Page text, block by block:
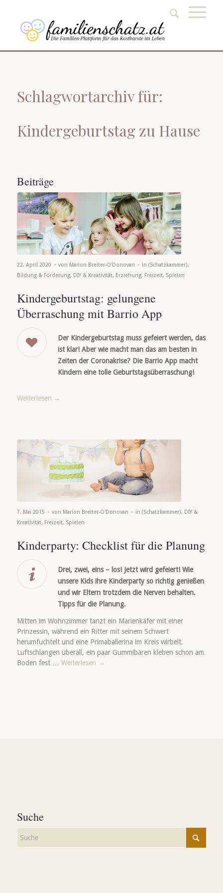
Schlagwortarchiv für:
Kindergeburtstag zu Hause
Beiträge
22. April 2020 - von Marion Breiter-O'Donovan - in (Schatzkammer),
Bildung & Förderung, DIY & Kreativität, Erziehung, Freizeit, Spielen
Kindergeburtstag: gelungene
Überraschung mit Barrio App
Der Kindergeburtstag muss gefeiert werden, das
ist klar! Aber wie macht man das am besten in
Zeiten der Coronakrise? Die Barrio App macht
Kindern eine tolle Geburtstagsüberraschung!
Weiterlesen →
7. Mai 2015 - von Marion Breiter-O'Donovan - in (Schatzkammer), DIY &
Kreativität, Freizeit, Spielen
Kinderparty: Checklist für die Planung
Drei, zwei, eins – los! Jetzt wird gefeiert! Wie
unsere Kids ihre Kinderparty so richtig genießen
und wir Eltern trotzdem die Nerven behalten.
Tipps für die Planung.
Mitten im Wohnzimmer tanzt ein Marienkäfer mit einer
Prinzessin, während ein Ritter mit seinem Schwert
herumfuchtelt und eine Primaballerina im Kreis wirbelt.
Luftschlangen überall, ein paar Gummibären kleben schon am
Boden fest … Weiterlesen →
Suche